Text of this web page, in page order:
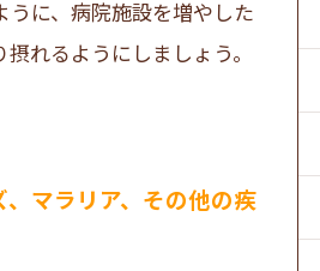
うに、病院施設を増やした
れるようにしましょう。
マラリア、その他の疾